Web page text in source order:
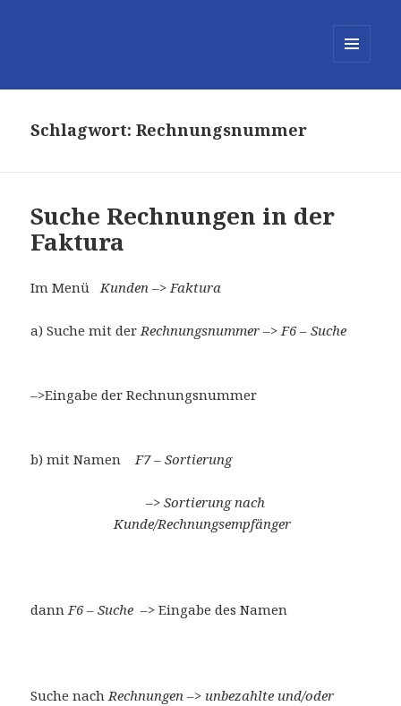
Schlagwort:Rechnungsnummer
Suche Rechnungen in der
Faktura
Im Menü Kunden –> Faktura
a) Suche mit derRechnungsnummer –> F6 – Suche
–>Eingabe der Rechnungsnummer
b) mit NamenF7 – Sortierung
–>Sortierung nach
Kunde/Rechnungsempfänger
dannF6 – Suche –> Eingabe des Namen
Suche nachRechnungen –> unbezahlte und/oder